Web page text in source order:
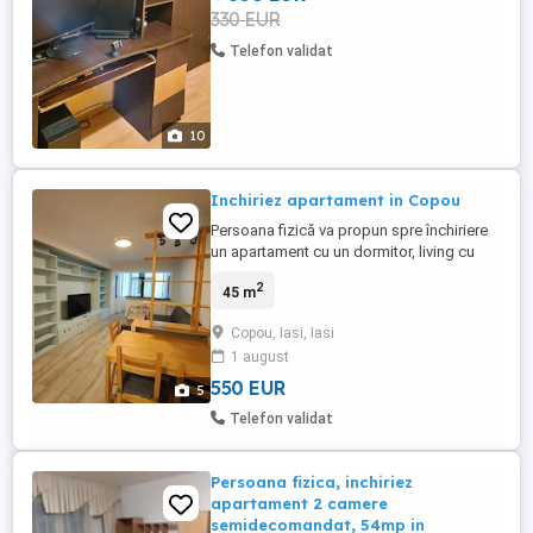
10
330 EUR
Telefon validat
5
Inchiriez apartament in Copou
Persoana fizică va propun spre închiriere
un apartament cu un dormitor, living cu
max 2 persoane. Apartamentul este situat
etajul 1 si este complet mobilat si utilat .
Pretul chiriei lunare este de 550 euro+ o
garanție de ...
45 m2
Copou, Iasi, Iasi
1 august
550 EUR
Telefon validat
Persoana fizica, inchiriez
apartament 2 camere
semidecomandat, 54mp in